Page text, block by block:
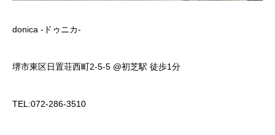
donica -ドゥニカ-
堺市東区日置荘西町2-5-5 @初芝駅 徒歩1分
TEL:072-286-3510